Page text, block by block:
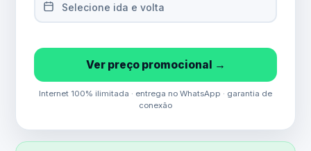
Selecione ida e volta
Ver preço promocional →
Internet 100% ilimitada · entrega no WhatsApp · garantia de
conexão